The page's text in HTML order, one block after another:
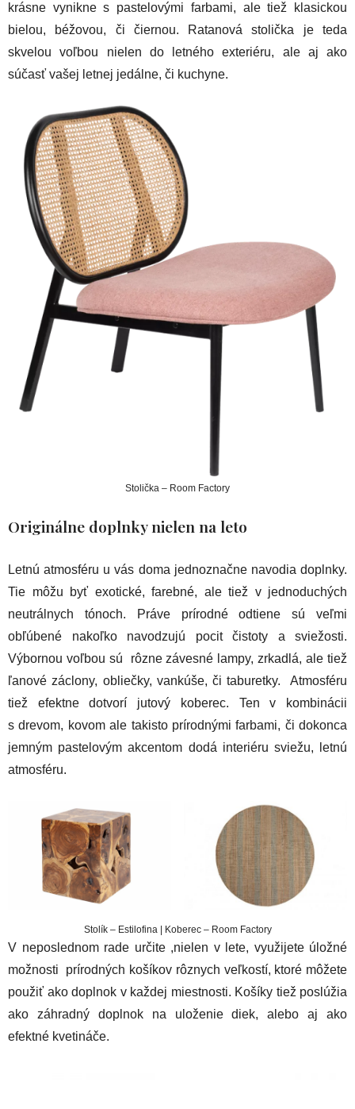
krásne vynikne s pastelovými farbami, ale tiež klasickou
bielou, béžovou, či čiernou. Ratanová stolička je teda
skvelou voľbou nielen do letného exteriéru, ale aj ako
súčasť vašej letnej jedálne, či kuchyne.
Stolička – Room Factory
Originálne doplnky nielen na leto
Letnú atmosféru u vás doma jednoznačne navodia doplnky.
Tie môžu byť exotické, farebné, ale tiež v jednoduchých
neutrálnych tónoch. Práve prírodné odtiene sú veľmi
obľúbené nakoľko navodzujú pocit čistoty a sviežosti.
Výbornou voľbou sú rôzne závesné lampy, zrkadlá, ale tiež
ľanové záclony, obliečky, vankúše, či taburetky. Atmosféru
tiež efektne dotvorí jutový koberec. Ten v kombinácii
s drevom, kovom ale takisto prírodnými farbami, či dokonca
jemným pastelovým akcentom dodá interiéru sviežu, letnú
atmosféru.
Stolík – Estilofina | Koberec – Room Factory
V neposlednom rade určite ,nielen v lete, využijete úložné
možnosti prírodných košíkov rôznych veľkostí, ktoré môžete
použiť ako doplnok v každej miestnosti. Košíky tiež poslúžia
ako záhradný doplnok na uloženie diek, alebo aj ako
efektné kvetináče.